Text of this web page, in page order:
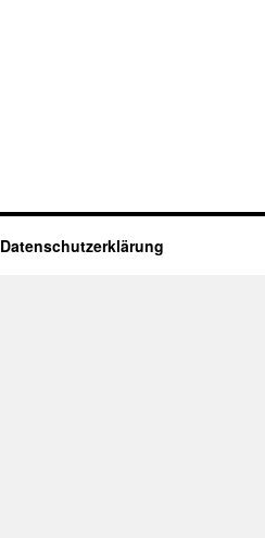
Datenschutzerklärung